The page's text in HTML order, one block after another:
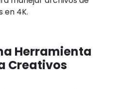
en 4K.
Herramienta
Creativos